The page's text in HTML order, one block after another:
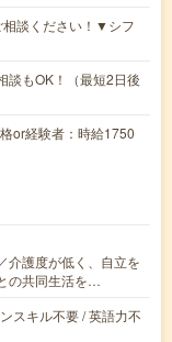
相談ください！▼シフ
談もOK！（最短2日後
or経験者：時給1750
介護度が低く、自立を
の共同生活を…
スキル不要 / 英語力不